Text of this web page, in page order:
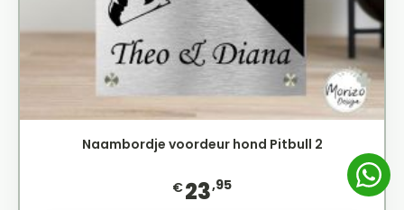
Naambordje voordeur hond Pitbull 2
€23,95